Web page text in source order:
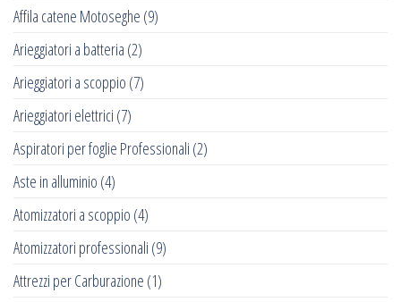
Affila catene Motoseghe (9)
Arieggiatori a batteria (2)
Arieggiatori a scoppio (7)
Arieggiatori elettrici (7)
Aspiratori per foglie Professionali (2)
Aste in alluminio (4)
Atomizzatori a scoppio (4)
Atomizzatori professionali (9)
Attrezzi per Carburazione (1)